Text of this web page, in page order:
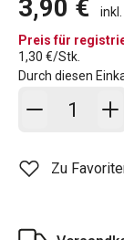
3,90 €
Preis für
1,30 €/Stk.
Durch diesen
In den
Zu